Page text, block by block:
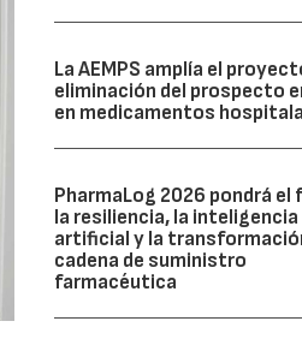
La AEMPS amplía el
eliminación del prospecto
en medicamentos
PharmaLog 2026 pondrá el
la resiliencia, la inteligencia
artificial y la
cadena de suministro
farmacéutica